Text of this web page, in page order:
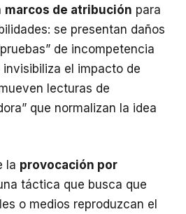
marcos de atribución para
se presentan daños
de incompetencia
el impacto de
lecturas de
que normalizan la idea
la provocación por
táctica que busca que
o medios reproduzcan el